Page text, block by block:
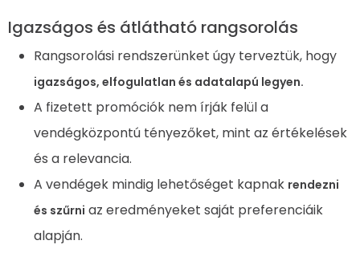
Igazságos és átlátható rangsorolás
Rangsorolási rendszerünket úgy terveztük, hogy
igazságos, elfogulatlan és adatalapú legyen.
A fizetett promóciók nem írják felül a
vendégközpontú tényezőket, mint az értékelések
és a relevancia.
A vendégek mindig lehetőséget kapnak rendezni
és szűrni az eredményeket saját preferenciáik
alapján.